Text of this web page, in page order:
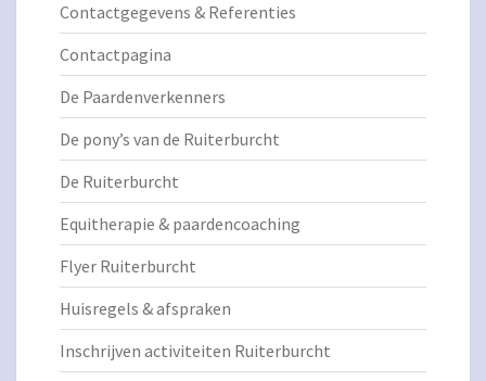
Contactgegevens & Referenties
Contactpagina
De Paardenverkenners
De pony’s van de Ruiterburcht
De Ruiterburcht
Equitherapie & paardencoaching
Flyer Ruiterburcht
Huisregels & afspraken
Inschrijven activiteiten Ruiterburcht